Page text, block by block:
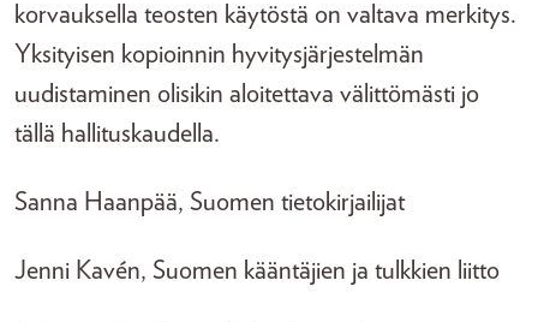
korvauksella teosten käytöstä on valtava merkitys.
Yksityisen kopioinnin hyvitysjärjestelmän
uudistaminen olisikin aloitettava välittömästi jo
tällä hallituskaudella.
Sanna Haanpää, Suomen tietokirjailijat
Jenni Kavén, Suomen kääntäjien ja tulkkien liitto